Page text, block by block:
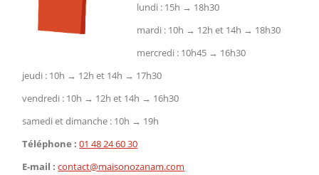
lundi : 15h → 18h30
mardi : 10h → 12h et 14h → 18h30
mercredi : 10h45 → 16h30
jeudi : 10h → 12h et 14h → 17h30
vendredi : 10h → 12h et 14h → 16h30
samedi et dimanche : 10h → 19h
Téléphone : 01 48 24 60 30
E-mail : contact@maisonozanam.com